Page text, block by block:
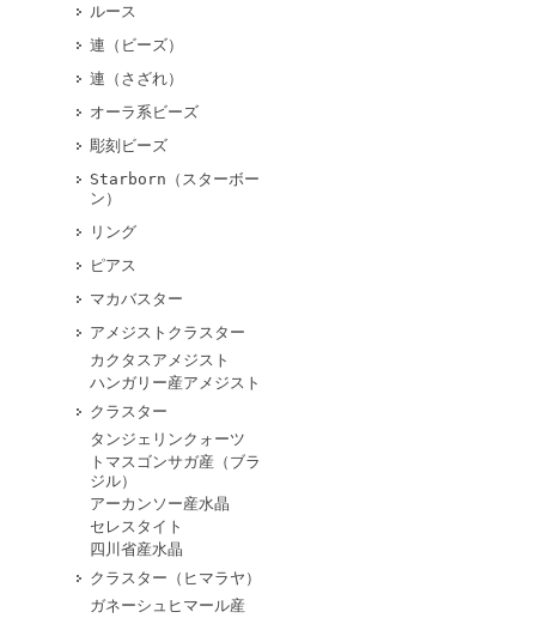
ルース
連（ビーズ）
連（さざれ）
オーラ系ビーズ
彫刻ビーズ
Starborn（スターボー
ン）
リング
ピアス
マカバスター
アメジストクラスター
カクタスアメジスト
ハンガリー産アメジスト
クラスター
タンジェリンクォーツ
トマスゴンサガ産（ブラ
ジル）
アーカンソー産水晶
セレスタイト
四川省産水晶
クラスター（ヒマラヤ）
ガネーシュヒマール産